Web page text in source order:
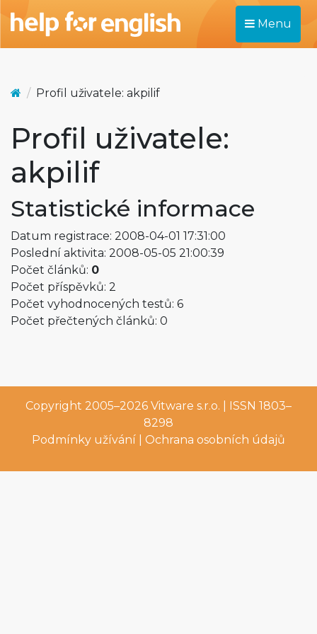
Menu
Profil uživatele: akpilif
Profil uživatele:
akpilif
Statistické informace
Datum registrace: 2008-04-01 17:31:00
Poslední aktivita: 2008-05-05 21:00:39
Počet článků: 0
Počet příspěvků: 2
Počet vyhodnocených testů: 6
Počet přečtených článků: 0
Copyright 2005–2026 Vitware s.r.o. | ISSN 1803–
8298
Podmínky užívání
Ochrana osobních údajů